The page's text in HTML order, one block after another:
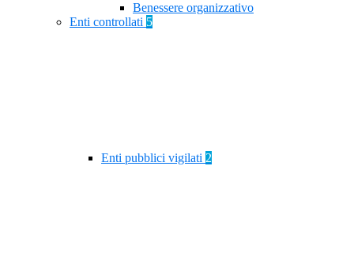
Benessere organizzativo
Enti controllati 5
Enti pubblici vigilati 2